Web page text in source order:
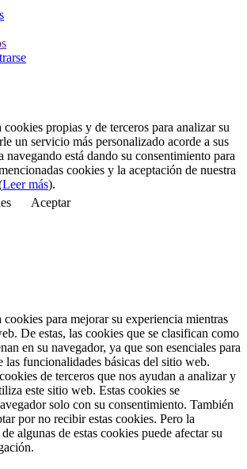
propias y de terceros para analizar su
un servicio más personalizado acorde a sus
navegando está dando su consentimiento para
cookies y la aceptación de nuestra
Leer más).
Aceptar
para mejorar su experiencia mientras
De estas, las cookies que se clasifican como
en su navegador, ya que son esenciales para
las funcionalidades básicas del sitio web.
de terceros que nos ayudan a analizar y
este sitio web. Estas cookies se
solo con su consentimiento. También
por no recibir estas cookies. Pero la
algunas de estas cookies puede afectar su